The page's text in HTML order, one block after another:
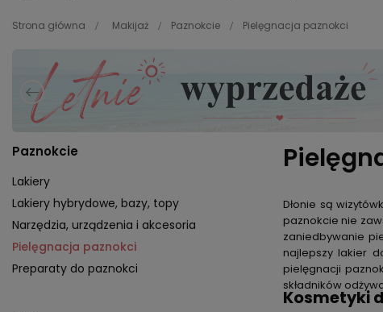
Strona główna Makijaż Paznokcie Pielęgnacja paznokci
Paznokcie
Lakiery
Lakiery hybrydowe, bazy, topy
Narzędzia, urządzenia i akcesoria
Pielęgnacja paznokci
Preparaty do paznokci
Dłonie są
paznokcie nie
zaniedbywanie
najlepszy lakier
pielęgnacji
składników
Kosmetyki